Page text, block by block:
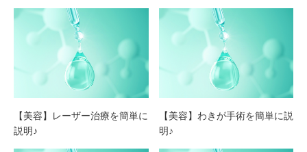
【美容】レーザー治療を簡単に
説明♪
【美容】わきが手術を簡単に説
明♪